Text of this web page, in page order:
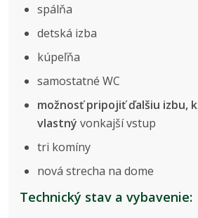
spálňa
detská izba
kúpeľňa
samostatné WC
možnosť pripojiť ďalšiu izbu,
vlastný vonkajší vstup
tri komíny
nová strecha na dome
Technický stav a vybavenie: